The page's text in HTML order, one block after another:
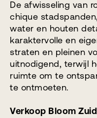
De afwisseling van
chique
water en houten
karaktervolle en
straten en pleinen
uitnodigend, terwijl
ruimte om te
te ontmoeten.
Verkoop Bloom